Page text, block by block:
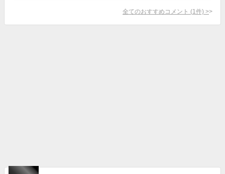
全てのおすすめコメント (1 件) >